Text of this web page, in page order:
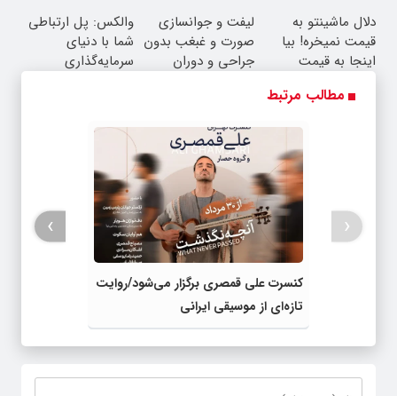
دلال ماشینتو به
قیمت نمیخره! بیا
اینجا به قیمت
واقعی*
لیفت و جوانسازی
صورت و غبغب بدون
جراحی و دوران
والکس: پل ارتباطی
شما با دنیای
سرمایه‌گذاری
مطالب مرتبط
کنسرت علی قمصری برگزار می‌شود/روایت
تازه‌ای از موسیقی ایرانی
‹
›